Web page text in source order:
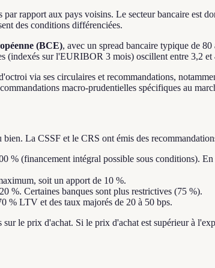
rapport aux pays voisins. Le secteur bancaire est
des conditions différenciées.
(BCE), avec un spread bancaire typique de
(indexés sur l'EURIBOR 3 mois) oscillent entre 3,2 et
via ses circulaires et recommandations,
macro-prudentielles spécifiques au
La CSSF et le CRS ont émis des
% (financement intégral possible sous conditions).
soit un apport de 10 %.
Certaines banques sont plus restrictives (75 %).
% LTV et des taux majorés de 20 à 50 bps.
sur le prix d'achat. Si le prix d'achat est supérieur à